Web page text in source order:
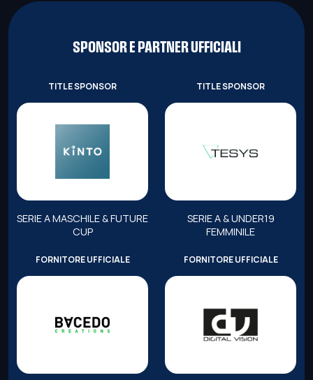
SPONSOR E PARTNER UFFICIALI
TITLE SPONSOR
SERIE A MASCHILE & FUTURE
CUP
TITLE SPONSOR
SERIE A & UNDER19
FEMMINILE
FORNITORE UFFICIALE FORNITORE UFFICIALE